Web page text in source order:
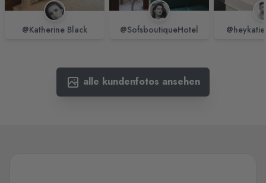
@Katherine Black @SofsboutiqueHotel
alle kundenfotos ansehen